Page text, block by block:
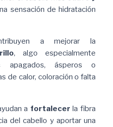
sensación de hidratación
a mejorar la
, algo especialmente
apagados, ásperos o
de calor, coloración o falta
a fortalecer la fibra
del cabello y aportar una